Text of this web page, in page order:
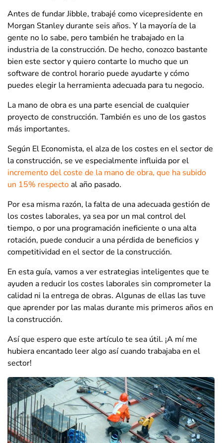
Antes de fundar Jibble, trabajé como vicepresidente en
Morgan Stanley durante seis años. Y la mayoría de la
gente no lo sabe, pero también he trabajado en la
industria de la construcción. De hecho, conozco bastante
bien este sector y quiero contarte lo mucho que un
software de control horario puede ayudarte y cómo
puedes elegir la herramienta adecuada para tu negocio.
La mano de obra es una parte esencial de cualquier
proyecto de construcción. También es uno de los gastos
más importantes.
Según El Economista, el alza de los costes en el sector de
la construcción, se ve especialmente influida por el
incremento del coste de la mano de obra, que ha subido
un 15% respectoal año pasado.
Por esa misma razón, la falta de una adecuada gestión de
los costes laborales, ya sea por un mal control del
tiempo, o por una programación ineficiente o una alta
rotación, puede conducir a una pérdida de beneficios y
competitividad en el sector de la construcción.
En esta guía, vamos a ver estrategias inteligentes que te
ayuden a reducir los costes laborales sin comprometer la
calidad ni la entrega de obras. Algunas de ellas las tuve
que aprender por las malas durante mis primeros años en
la construcción.
Así que espero que este artículo te sea útil. ¡A mí me
hubiera encantado leer algo así cuando trabajaba en el
sector!